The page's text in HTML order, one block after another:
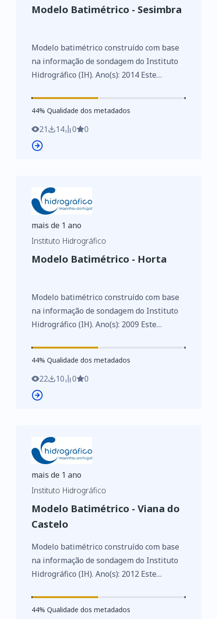
Modelo Batimétrico - Sesimbra
Modelo batimétrico construído com base
na informação de sondagem do Instituto
Hidrográfico (IH). Ano(s): 2014 Este
de Dados de Elevado Valor/HVD
identificados de acordo com o
Regulamento de Execução n.º 2023/138 da
Diretiva (UE) 2019/1024, relativa aos
44%
44% Qualidade dos metadados
21 14 0 0
mais de 1 ano
Instituto Hidrográfico
Modelo Batimétrico - Horta
Modelo batimétrico construído com base
na informação de sondagem do Instituto
Hidrográfico (IH). Ano(s): 2009 Este
de Dados de Elevado Valor/HVD
identificados de acordo com o
Regulamento de Execução n.º 2023/138 da
Diretiva (UE) 2019/1024, relativa aos
44%
44% Qualidade dos metadados
22 10 0 0
mais de 1 ano
Instituto Hidrográfico
Modelo Batimétrico - Viana do
Castelo
Modelo batimétrico construído com base
na informação de sondagem do Instituto
Hidrográfico (IH). Ano(s): 2012 Este
de Dados de Elevado Valor/HVD
identificados de acordo com o
44%
44% Qualidade dos metadados